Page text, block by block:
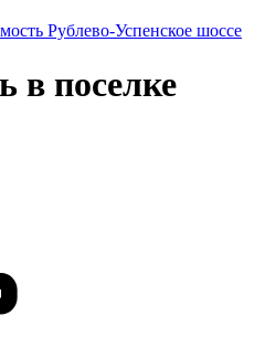
Рублево-Успенское шоссе
в поселке